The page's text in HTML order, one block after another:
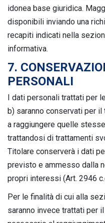
idonea base giuridica.
disponibili inviando una
recapiti indicati nella
informativa.
7.
PERSONALI
I dati personali trattati per
b) saranno conservati per
a raggiungere quelle
trattandosi di trattamenti
Titolare conserverà i dati
previsto e ammesso dalla
propri interessi (Art. 2946
Per le finalità di cui alla
saranno invece trattati per